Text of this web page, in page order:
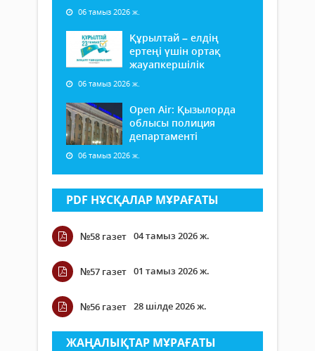
06 тамыз 2026 ж.
Құрылтай – елдің
ертеңі үшін ортақ
жауапкершілік
06 тамыз 2026 ж.
Open Air: Қызылорда
облысы полиция
департаменті
06 тамыз 2026 ж.
PDF НҰСҚАЛАР МҰРАҒАТЫ
№58 газет 04 тамыз 2026 ж.
№57 газет 01 тамыз 2026 ж.
№56 газет 28 шілде 2026 ж.
ЖАҢАЛЫҚТАР МҰРАҒАТЫ